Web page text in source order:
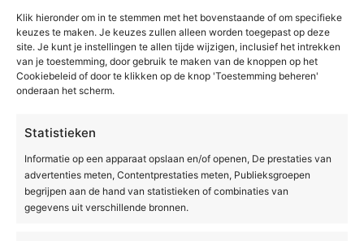
Klik hieronder om in te stemmen met het bovenstaande of om specifieke
keuzes te maken. Je keuzes zullen alleen worden toegepast op deze
site. Je kunt je instellingen te allen tijde wijzigen, inclusief het intrekken
van je toestemming, door gebruik te maken van de knoppen op het
Cookiebeleid of door te klikken op de knop 'Toestemming beheren'
onderaan het scherm.
Statistieken
Informatie op een apparaat opslaan en/of openen, De prestaties van
advertenties meten, Contentprestaties meten, Publieksgroepen
begrijpen aan de hand van statistieken of combinaties van
gegevens uit verschillende bronnen.
Is een cellulitebehandeling
pijnlijk of risicovol op
oudere leeftijd?
cellulitebehandelingen zijn niet pijnlijk en zijn
ook op oudere leeftijd veilig. Moderne
apparatuur is ontworpen om effectief te werken
met minimale belasting voor de huid.